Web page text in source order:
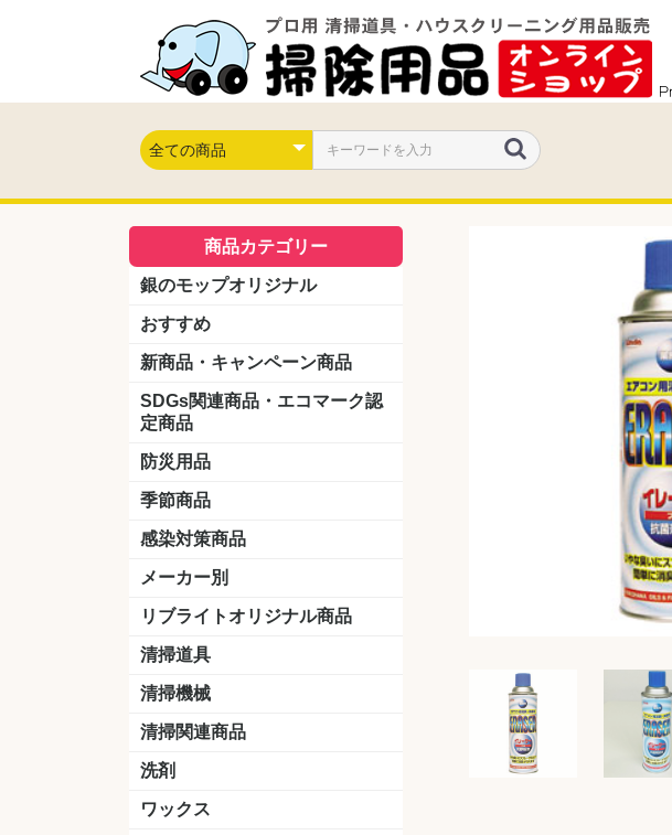
商品カテゴリー
銀のモップオリジナル
おすすめ
新商品・キャンペーン商品
キャンペーン商品
新製品
SDGs関連商品・エコマーク認
定商品
防災用品
季節商品
感染対策商品
おう吐物
除菌洗剤
うがい薬
マスク
手洗い石鹸
手指消毒
手袋
メーカー別
クオリティ
ニイタカ
シーバイエス
リンレイ
ペンギンワックス
横浜油脂工業
ミッケル化学（旧：スイショウ
ユシロ化学
コニシ
つやげん
ダイカ商事
スリーエムジャパン
山崎産業
テラモト
セイワ
エトレー
ラバーメイド
ジャパックス
日本サニパック
ケルヒャー
マキタ
ショーワグローブ
花王
サラヤ
アルボース
コスケム
ミヤキ
紺商
信徳ポミー
リブライトオリジナル商品
LLオレンジクリーナー
LL油脂専用クリーナー
LLワックスモップ
LL-21
マーベラスiL
清掃道具
ほうき
ちりとり
モップ及び関連品 ワンタッチ式モップ
水切りドライヤー
その他アタッチメント
(ワンタッチ式用)
モップ
ハードフロア用ダストモップ
テラモト
その他
清掃機械
掃除機
ドライバキューム
アップライトバキューム
コードレスタイプ
高圧洗浄機
吸水機
カーペット用マシン
送風機
ポリッシャー スタンダード
ハンディポリッシャー
ポリッシャー・自動床洗浄機用
掃除機用紙パック
その他
清掃関連商品
ダストカート
台車
移動式バレット
脚立
モップハンガー
サインボード
光沢計
カーペット汚染度計
洗剤
床用表面洗浄剤
ハクリ剤
厨房用
工場用
石材用
サビ用
木材用
タイル用
外壁用
壁面用
手あか用
病院用
除菌用
ワックス